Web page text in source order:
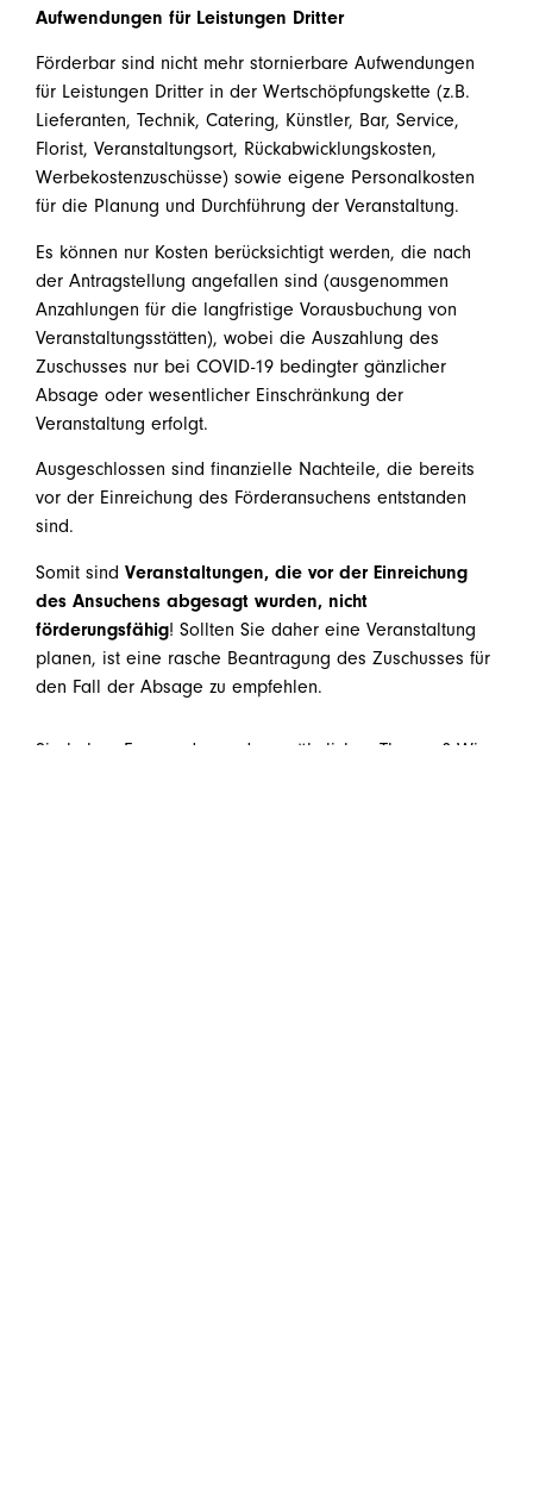
Aufwendungen für Leistungen Dritter
Förderbar sind nicht mehr stornierbare Aufwendungen
für Leistungen Dritter in der Wertschöpfungskette (z.B.
Lieferanten, Technik, Catering, Künstler, Bar, Service,
Florist, Veranstaltungsort, Rückabwicklungskosten,
Werbekostenzuschüsse) sowie eigene Personalkosten
für die Planung und Durchführung der Veranstaltung.
Es können nur Kosten berücksichtigt werden, die nach
der Antragstellung angefallen sind (ausgenommen
Anzahlungen für die langfristige Vorausbuchung von
Veranstaltungsstätten), wobei die Auszahlung des
Zuschusses nur bei COVID-19 bedingter gänzlicher
Absage oder wesentlicher Einschränkung der
Veranstaltung erfolgt.
Ausgeschlossen sind finanzielle Nachteile, die bereits
vor der Einreichung des Förderansuchens entstanden
sind.
Somit sind Veranstaltungen, die vor der Einreichung
des Ansuchens abgesagt wurden, nicht
förderungsfähig! Sollten Sie daher eine Veranstaltung
planen, ist eine rasche Beantragung des Zuschusses für
den Fall der Absage zu empfehlen.
Sie haben Fragen dazu oder zu ähnlichen Themen? Wir